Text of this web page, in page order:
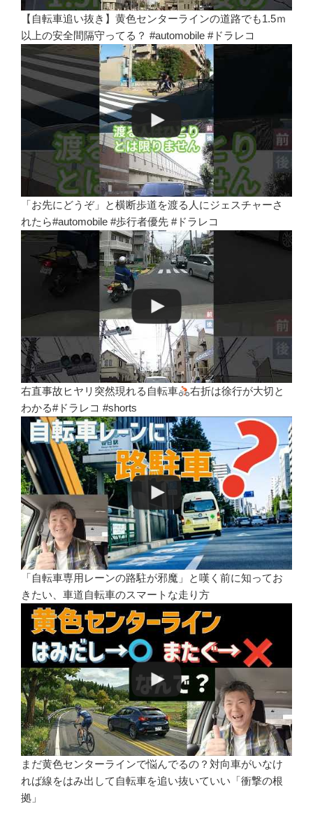
【自転車追い抜き】黄色センターラインの道路でも1.5ｍ
以上の安全間隔守ってる？ #automobile #ドラレコ
「お先にどうぞ」と横断歩道を渡る人にジェスチャーさ
れたら#automobile #歩行者優先 #ドラレコ
右直事故ヒヤリ突然現れる自転車
右折は徐行が大切と
わかる#ドラレコ #shorts
「自転車専用レーンの路駐が邪魔」と嘆く前に知ってお
きたい、車道自転車のスマートな走り方
まだ黄色センターラインで悩んでるの？対向車がいなけ
れば線をはみ出して自転車を追い抜いていい「衝撃の根
拠」